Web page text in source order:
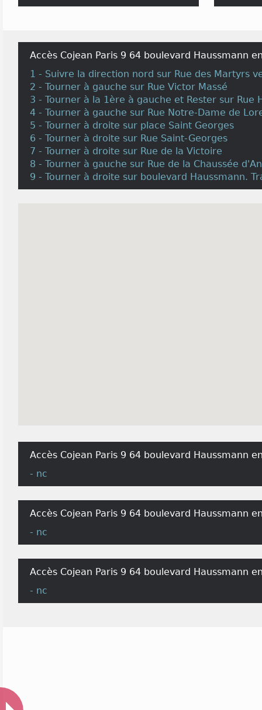
Accès Cojean Paris 9 64 boulevard Haussmann
1 - Suivre la direction nord sur Rue des Martyrs
2 - Tourner à gauche sur Rue Victor Massé
3 - Tourner à la 1ère à gauche et Rester sur Rue
4 - Tourner à gauche sur Rue Notre-Dame de
5 - Tourner à droite sur place Saint Georges
6 - Tourner à droite sur Rue Saint-Georges
7 - Tourner à droite sur Rue de la Victoire
8 - Tourner à gauche sur Rue de la Chaussée
9 - Tourner à droite sur boulevard Haussmann.
Accès Cojean Paris 9 64 boulevard Haussmann
- nc
Accès Cojean Paris 9 64 boulevard Haussmann
- nc
Accès Cojean Paris 9 64 boulevard Haussmann
- nc